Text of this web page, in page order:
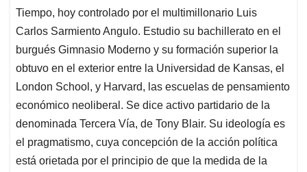
Tiempo, hoy controlado por el multimillonario Luis
Carlos Sarmiento Angulo. Estudio su bachillerato en el
burgués Gimnasio Moderno y su formación superior la
obtuvo en el exterior entre la Universidad de Kansas, el
London School, y Harvard, las escuelas de pensamiento
económico neoliberal. Se dice activo partidario de la
denominada Tercera Vía, de Tony Blair. Su ideología es
el pragmatismo, cuya concepción de la acción política
está orietada por el principio de que la medida de la